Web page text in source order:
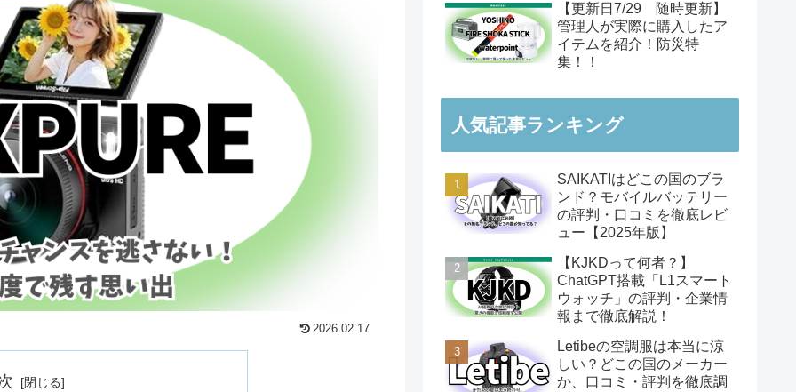
2026.02.17
【更新日7/29 随時更新】
管理人が実際に購入したア
イテムを紹介！防災特
集！！
人気記事ランキング
SAIKATIはどこの国のブラ
ンド？モバイルバッテリー
の評判・口コミを徹底レビ
ュー【2025年版】
【KJKDって何者？】
ChatGPT搭載「L1スマート
ウォッチ」の評判・企業情
報まで徹底解説！
Letibeの空調服は本当に涼
しい？どこの国のメーカー
か、口コミ・評判を徹底調